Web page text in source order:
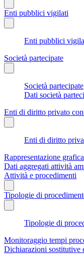
Enti pubblici vigilati
Enti pubblici
Società partecipate
Società partecipate
Dati società
Enti di diritto privato
Enti di diritto
Rappresentazione grafica
Dati aggregati attività
Attività e procedimenti
Tipologie di
Tipologie di
Monitoraggio tempi
Dichiarazioni sostitutive